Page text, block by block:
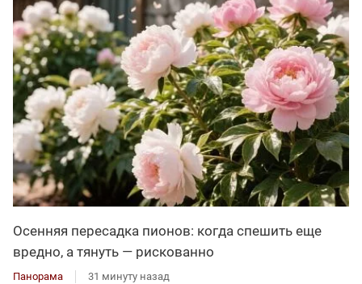
Осенняя пересадка пионов: когда спешить еще
вредно, а тянуть — рискованно
Панорама 31 минуту назад